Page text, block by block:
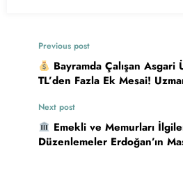
Previous post
Bayramda Çalışan
TL’den Fazla Ek Mesai!
Next post
Emekli ve Memurları
Düzenlemeler Erdoğan’ın